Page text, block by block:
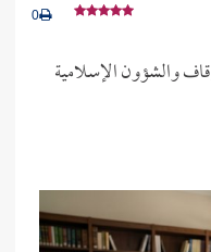
0
والشؤون الإسلامية